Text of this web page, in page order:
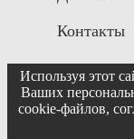
Контакты
Используя этот
Ваших
cookie-файлов,